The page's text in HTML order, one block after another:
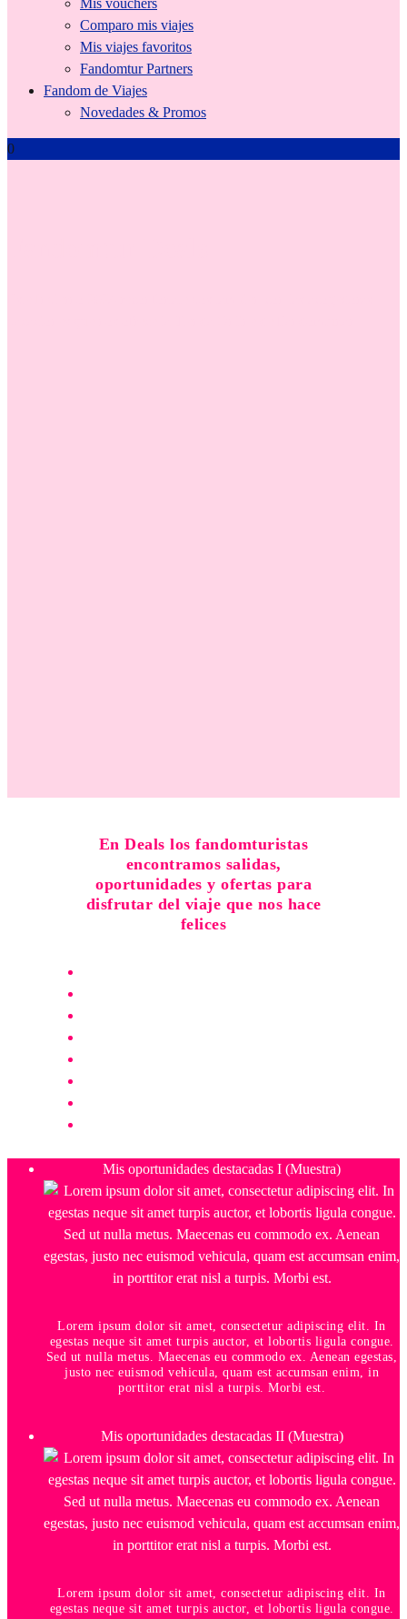
Comparo mis viajes
Mis viajes favoritos
Fandomtur Partners
Fandom de Viajes
Novedades & Promos
0
En Deals los fandomturistas
encontramos salidas,
oportunidades y ofertas para
disfrutar del viaje que nos hace
felices
Mis oportunidades destacadas I (Muestra)
Lorem ipsum dolor sit amet, consectetur adipiscing elit. In
egestas neque sit amet turpis auctor, et lobortis ligula congue.
Sed ut nulla metus. Maecenas eu commodo ex. Aenean egestas,
justo nec euismod vehicula, quam est accumsan enim, in
porttitor erat nisl a turpis. Morbi est.
Mis oportunidades destacadas II (Muestra)
Lorem ipsum dolor sit amet, consectetur adipiscing elit. In
egestas neque sit amet turpis auctor, et lobortis ligula congue.